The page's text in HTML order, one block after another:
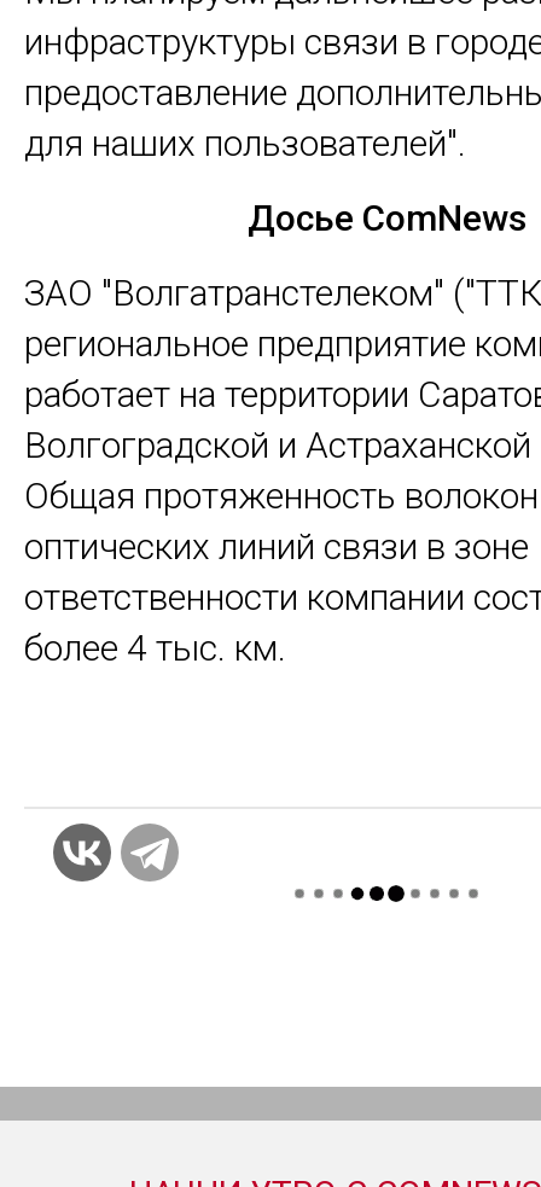
инфраструктуры связи в
предоставление
для наших пользователей".
Досье ComNews
ЗАО "Волгатранстелеком"
региональное предприятие
работает на территории
Волгоградской и Астраханской
Общая протяженность
оптических линий связи в зоне
ответственности компании
более 4 тыс. км.